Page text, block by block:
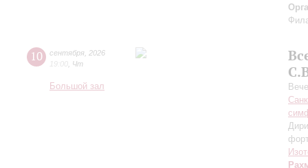
10 сентября 2026
19:00 Чт
Большой зал